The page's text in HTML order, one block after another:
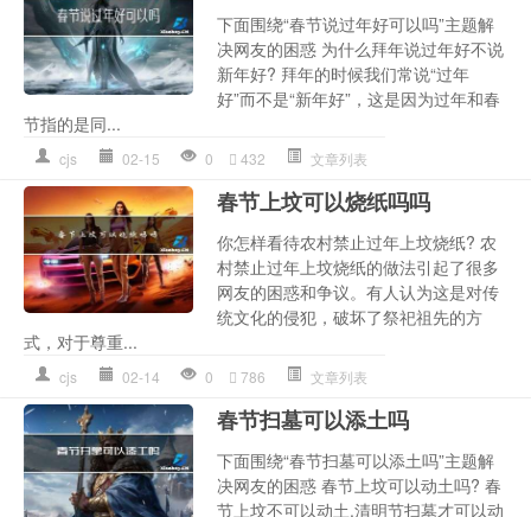
下面围绕“春节说过年好可以吗”主题解
决网友的困惑 为什么拜年说过年好不说
新年好? 拜年的时候我们常说“过年
好”而不是“新年好”，这是因为过年和春
节指的是同...
cjs 02-15 0 432 文章列表
春节上坟可以烧纸吗吗
你怎样看待农村禁止过年上坟烧纸? 农
村禁止过年上坟烧纸的做法引起了很多
网友的困惑和争议。有人认为这是对传
统文化的侵犯，破坏了祭祀祖先的方
式，对于尊重...
cjs 02-14 0 786 文章列表
春节扫墓可以添土吗
下面围绕“春节扫墓可以添土吗”主题解
决网友的困惑 春节上坟可以动土吗? 春
节上坟不可以动土,清明节扫墓才可以动